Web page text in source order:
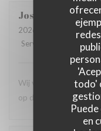
todo'
en
Jos
2026-07-24
- 19:00 -
Servicio
Wij vinden shareable
op de kaart te zetten